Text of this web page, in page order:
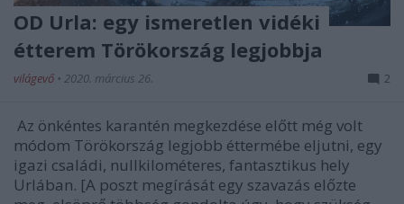
OD Urla: egy ismeretlen vidéki
étterem Törökország legjobbja
világevő • 2020. március 26. 2
Az önkéntes karantén megkezdése előtt még volt
módom Törökország legjobb éttermébe eljutni, egy
igazi családi, nullkilométeres, fantasztikus hely
Urlában. [A poszt megírását egy szavazás előzte